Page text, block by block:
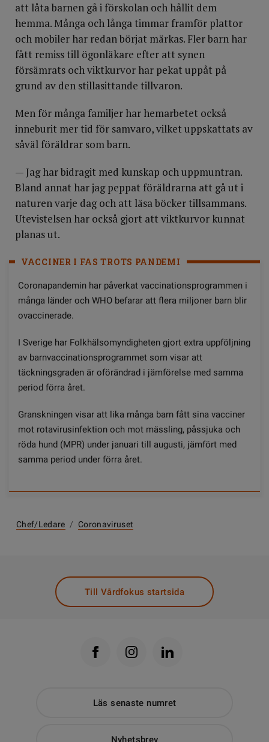
att låta barnen gå i förskolan och hållit dem
hemma. Många och långa timmar framför plattor
och mobiler har redan börjat märkas. Fler barn har
fått remiss till ögonläkare efter att synen
försämrats och viktkurvor har pekat uppåt på
grund av den stillasittande tillvaron.
Men för många familjer har hemarbetet också
inneburit mer tid för samvaro, vilket uppskattats av
såväl föräldrar som barn.
— Jag har bidragit med kunskap och uppmuntran.
Bland annat har jag peppat föräldrarna att gå ut i
naturen varje dag och att läsa böcker tillsammans.
Utevistelsen har också gjort att viktkurvor kunnat
planas ut.
VACCINER I FAS TROTS PANDEMI
Coronapandemin har påverkat vaccinationsprogrammen i
många länder och WHO befarar att flera miljoner barn blir
ovaccinerade.
I Sverige har Folkhälsomyndigheten gjort extra uppföljning
av barnvaccinationsprogrammet som visar att
täckningsgraden är oförändrad i jämförelse med samma
period förra året.
Granskningen visar att lika många barn fått sina vacciner
mot rotavirusinfektion och mot mässling, påssjuka och
röda hund (MPR) under januari till augusti, jämfört med
samma period under förra året.
Chef/ledare / Coronaviruset
Till Vårdfokus startsida
Läs senaste numret
Nyhetsbrev